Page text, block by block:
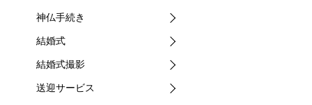
神仏手続き
結婚式
結婚式撮影
送迎サービス